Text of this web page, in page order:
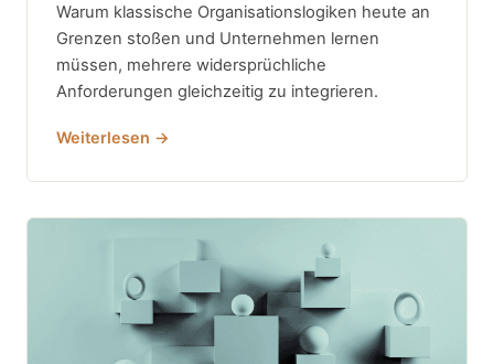
Warum klassische Organisationslogiken heute an
Grenzen stoßen und Unternehmen lernen
müssen, mehrere widersprüchliche
Anforderungen gleichzeitig zu integrieren.
Weiterlesen →